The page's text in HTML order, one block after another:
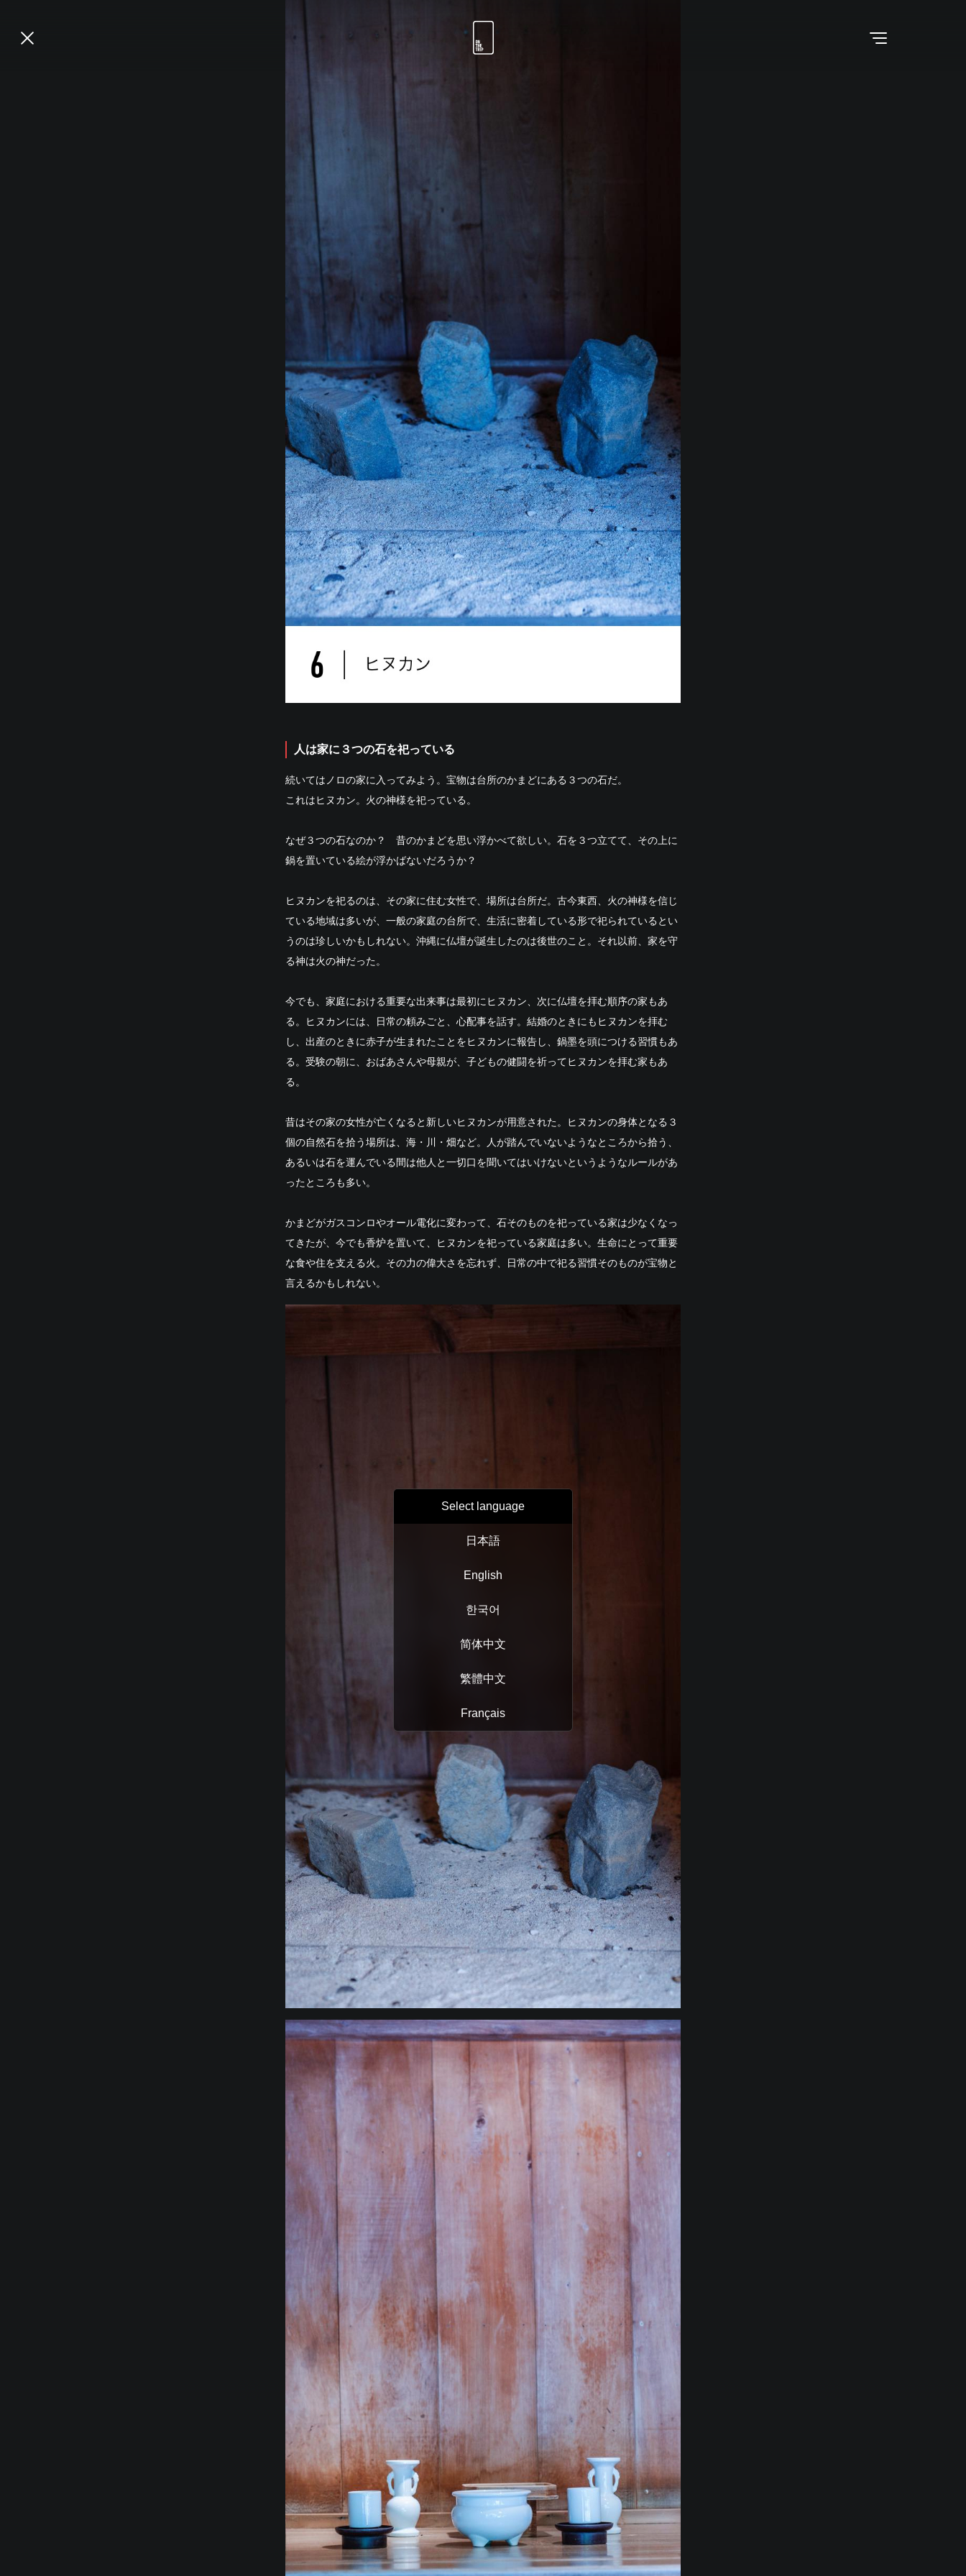
人は家に３つの石を祀っている
続いてはノロの家に入ってみよう。宝物は台所のかまどにある３つの石だ。
これはヒヌカン。火の神様を祀っている。
なぜ３つの石なのか？ 昔のかまどを思い浮かべて欲しい。石を３つ立てて、その上に
鍋を置いている絵が浮かばないだろうか？
ヒヌカンを祀るのは、その家に住む女性で、場所は台所だ。古今東西、火の神様を信じ
ている地域は多いが、一般の家庭の台所で、生活に密着している形で祀られているとい
うのは珍しいかもしれない。沖縄に仏壇が誕生したのは後世のこと。それ以前、家を守
る神は火の神だった。
今でも、家庭における重要な出来事は最初にヒヌカン、次に仏壇を拝む順序の家もあ
る。ヒヌカンには、日常の頼みごと、心配事を話す。結婚のときにもヒヌカンを拝む
し、出産のときに赤子が生まれたことをヒヌカンに報告し、鍋墨を頭につける習慣もあ
る。受験の朝に、おばあさんや母親が、子どもの健闘を祈ってヒヌカンを拝む家もあ
る。
昔はその家の女性が亡くなると新しいヒヌカンが用意された。ヒヌカンの身体となる３
個の自然石を拾う場所は、海・川・畑など。人が踏んでいないようなところから拾う、
あるいは石を運んでいる間は他人と一切口を聞いてはいけないというようなルールがあ
ったところも多い。
かまどがガスコンロやオール電化に変わって、石そのものを祀っている家は少なくなっ
てきたが、今でも香炉を置いて、ヒヌカンを祀っている家庭は多い。生命にとって重要
な食や住を支える火。その力の偉大さを忘れず、日常の中で祀る習慣そのものが宝物と
言えるかもしれない。
Select language
日本語
English
한국어
简体中文
繁體中文
Français